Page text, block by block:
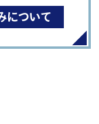
について